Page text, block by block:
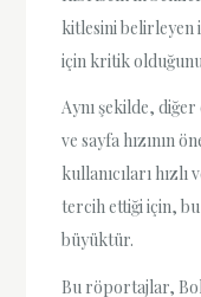
kitlesini belirleyen
için kritik
Aynı şekilde,
ve sayfa hızının
kullanıcıları
tercih ettiği için,
büyüktür.
Bu röportajlar,